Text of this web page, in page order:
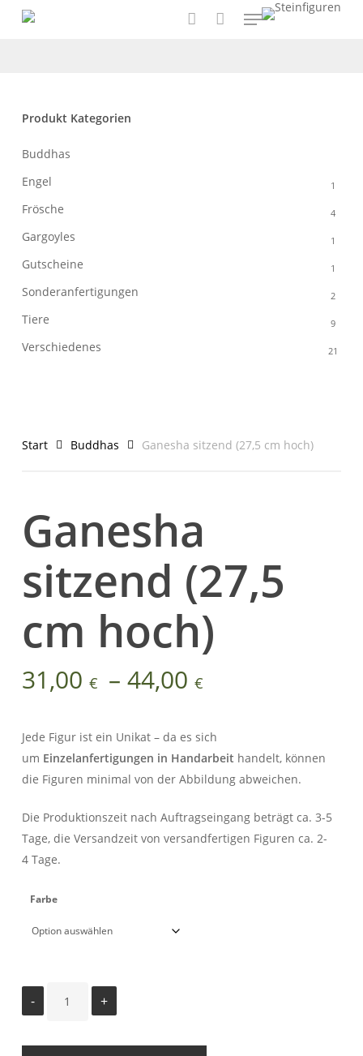
Menu
Produkt Kategorien
Buddhas
Engel 1
Frösche 4
Gargoyles 1
Gutscheine 1
Sonderanfertigungen 2
Tiere 9
Verschiedenes 21
Start Buddhas Ganesha sitzend (27,5 cm hoch)
Ganesha
sitzend (27,5
cm hoch)
31,00 € – 44,00 €
bis
44,00 €
Jede Figur ist ein Unikat – da es sich
um Einzelanfertigungen in Handarbeit handelt, können
die Figuren minimal von der Abbildung abweichen.
Die Produktionszeit nach Auftragseingang beträgt ca. 3-5
Tage, die Versandzeit von versandfertigen Figuren ca. 2-
4 Tage.
Farbe